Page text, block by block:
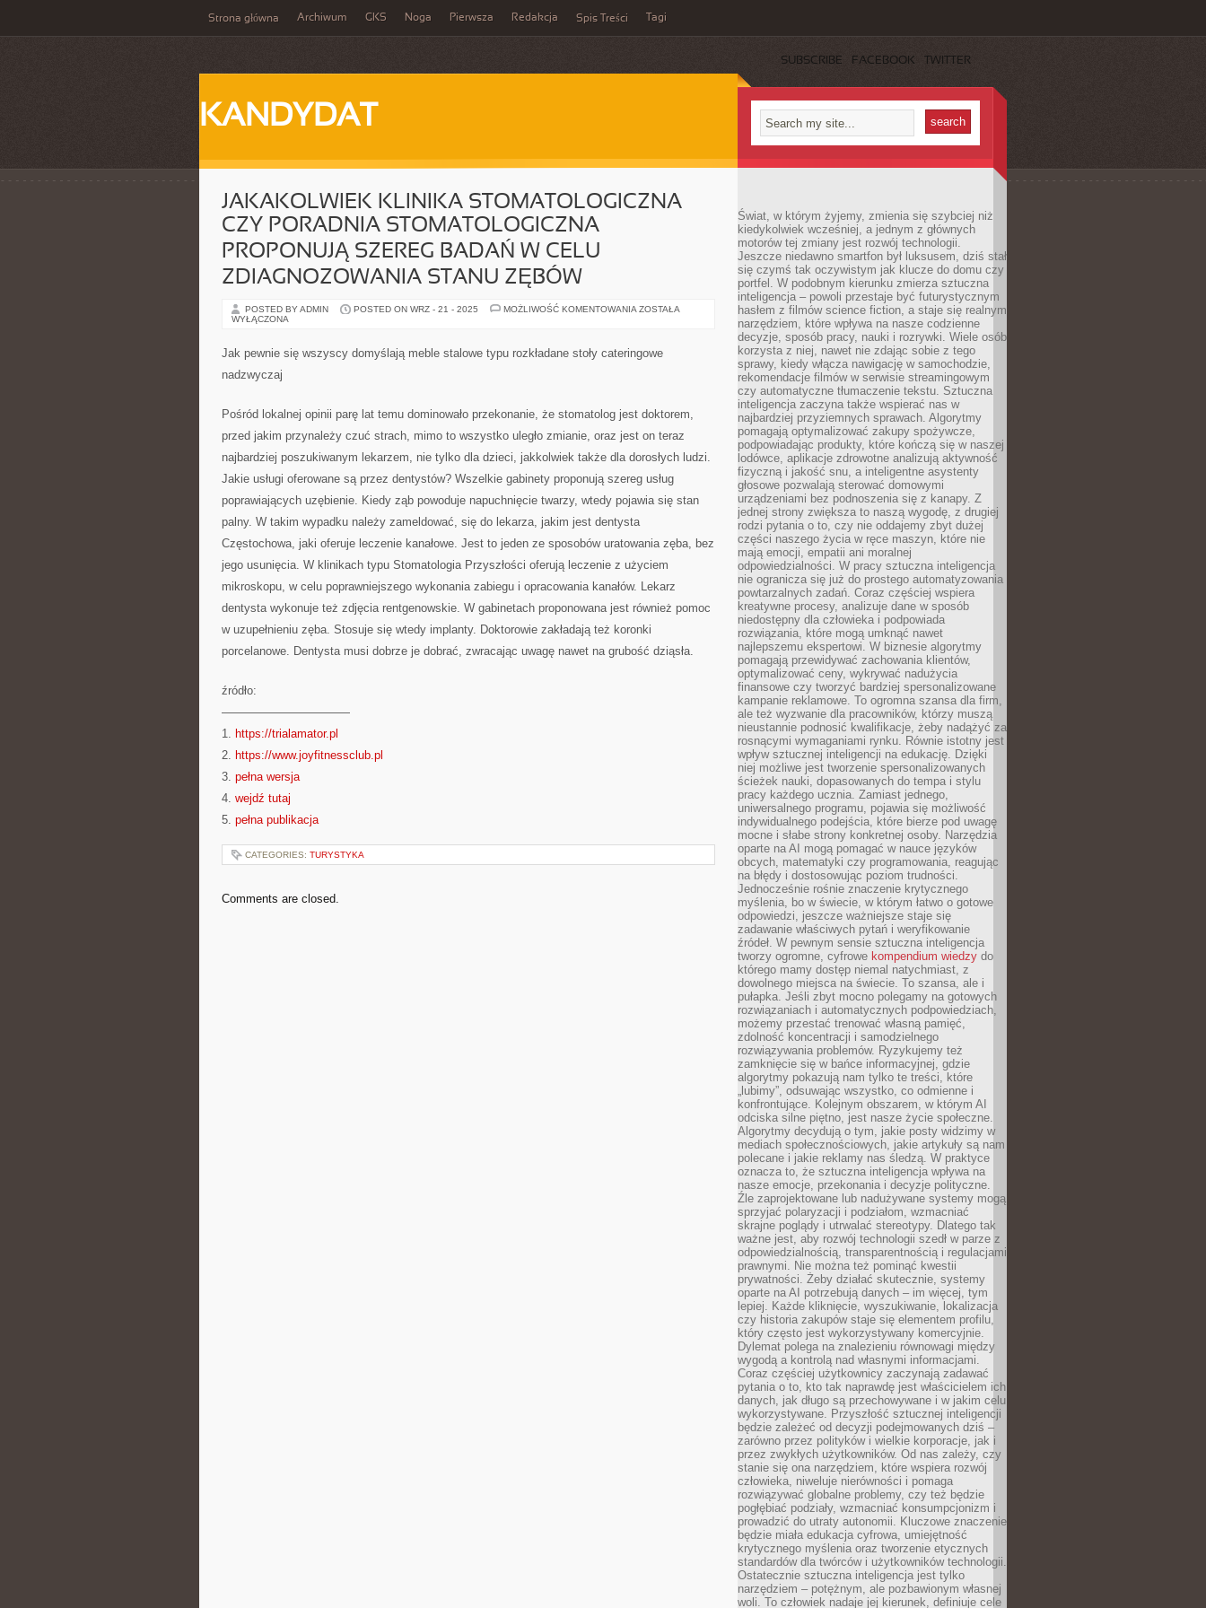
Strona główna Archiwum GKS Noga Pierwsza Redakcja Spis Treści Tagi
SUBSCRIBE FACEBOOK TWITTER
KANDYDAT
JAKAKOLWIEK KLINIKA STOMATOLOGICZNA
CZY PORADNIA STOMATOLOGICZNA
PROPONUJĄ SZEREG BADAŃ W CELU
ZDIAGNOZOWANIA STANU ZĘBÓW
POSTED BY ADMIN POSTED ON WRZ - 21 - 2025 MOŻLIWOŚĆ KOMENTOWANIA JAKAKOLWIEK
STOMATOLOGICZNA
ZDIAGNOZOWANIA
ZĘBÓW
ZOSTAŁA
WYŁĄCZONA
Jak pewnie się wszyscy domyślają meble stalowe typu rozkładane stoły cateringowe
nadzwyczaj
Pośród lokalnej opinii parę lat temu dominowało przekonanie, że stomatolog jest doktorem,
przed jakim przynależy czuć strach, mimo to wszystko uległo zmianie, oraz jest on teraz
najbardziej poszukiwanym lekarzem, nie tylko dla dzieci, jakkolwiek także dla dorosłych ludzi.
Jakie usługi oferowane są przez dentystów? Wszelkie gabinety proponują szereg usług
poprawiających uzębienie. Kiedy ząb powoduje napuchnięcie twarzy, wtedy pojawia się stan
palny. W takim wypadku należy zameldować, się do lekarza, jakim jest dentysta
Częstochowa, jaki oferuje leczenie kanałowe. Jest to jeden ze sposobów uratowania zęba, bez
jego usunięcia. W klinikach typu Stomatologia Przyszłości oferują leczenie z użyciem
mikroskopu, w celu poprawniejszego wykonania zabiegu i opracowania kanałów. Lekarz
dentysta wykonuje też zdjęcia rentgenowskie. W gabinetach proponowana jest również pomoc
w uzupełnieniu zęba. Stosuje się wtedy implanty. Doktorowie zakładają też koronki
porcelanowe. Dentysta musi dobrze je dobrać, zwracając uwagę nawet na grubość dziąsła.
źródło:
———————————
1. https://trialamator.pl
2. https://www.joyfitnessclub.pl
3. pełna wersja
4. wejdź tutaj
5. pełna publikacja
CATEGORIES: TURYSTYKA
Comments are closed.
Świat, w którym żyjemy, zmienia się szybciej niż
kiedykolwiek wcześniej, a jednym z głównych
motorów tej zmiany jest rozwój technologii.
Jeszcze niedawno smartfon był luksusem, dziś stał
się czymś tak oczywistym jak klucze do domu czy
portfel. W podobnym kierunku zmierza sztuczna
inteligencja – powoli przestaje być futurystycznym
hasłem z filmów science fiction, a staje się realnym
narzędziem, które wpływa na nasze codzienne
decyzje, sposób pracy, nauki i rozrywki. Wiele osób
korzysta z niej, nawet nie zdając sobie z tego
sprawy, kiedy włącza nawigację w samochodzie,
rekomendacje filmów w serwisie streamingowym
czy automatyczne tłumaczenie tekstu. Sztuczna
inteligencja zaczyna także wspierać nas w
najbardziej przyziemnych sprawach. Algorytmy
pomagają optymalizować zakupy spożywcze,
podpowiadając produkty, które kończą się w naszej
lodówce, aplikacje zdrowotne analizują aktywność
fizyczną i jakość snu, a inteligentne asystenty
głosowe pozwalają sterować domowymi
urządzeniami bez podnoszenia się z kanapy. Z
jednej strony zwiększa to naszą wygodę, z drugiej
rodzi pytania o to, czy nie oddajemy zbyt dużej
części naszego życia w ręce maszyn, które nie
mają emocji, empatii ani moralnej
odpowiedzialności. W pracy sztuczna inteligencja
nie ogranicza się już do prostego automatyzowania
powtarzalnych zadań. Coraz częściej wspiera
kreatywne procesy, analizuje dane w sposób
niedostępny dla człowieka i podpowiada
rozwiązania, które mogą umknąć nawet
najlepszemu ekspertowi. W biznesie algorytmy
pomagają przewidywać zachowania klientów,
optymalizować ceny, wykrywać nadużycia
finansowe czy tworzyć bardziej spersonalizowane
kampanie reklamowe. To ogromna szansa dla firm,
ale też wyzwanie dla pracowników, którzy muszą
nieustannie podnosić kwalifikacje, żeby nadążyć za
rosnącymi wymaganiami rynku. Równie istotny jest
wpływ sztucznej inteligencji na edukację. Dzięki
niej możliwe jest tworzenie spersonalizowanych
ścieżek nauki, dopasowanych do tempa i stylu
pracy każdego ucznia. Zamiast jednego,
uniwersalnego programu, pojawia się możliwość
indywidualnego podejścia, które bierze pod uwagę
mocne i słabe strony konkretnej osoby. Narzędzia
oparte na AI mogą pomagać w nauce języków
obcych, matematyki czy programowania, reagując
na błędy i dostosowując poziom trudności.
Jednocześnie rośnie znaczenie krytycznego
myślenia, bo w świecie, w którym łatwo o gotowe
odpowiedzi, jeszcze ważniejsze staje się
zadawanie właściwych pytań i weryfikowanie
źródeł. W pewnym sensie sztuczna inteligencja
tworzy ogromne, cyfrowe kompendium wiedzy do
którego mamy dostęp niemal natychmiast, z
dowolnego miejsca na świecie. To szansa, ale i
pułapka. Jeśli zbyt mocno polegamy na gotowych
rozwiązaniach i automatycznych podpowiedziach,
możemy przestać trenować własną pamięć,
zdolność koncentracji i samodzielnego
rozwiązywania problemów. Ryzykujemy też
zamknięcie się w bańce informacyjnej, gdzie
algorytmy pokazują nam tylko te treści, które
„lubimy”, odsuwając wszystko, co odmienne i
konfrontujące. Kolejnym obszarem, w którym AI
odciska silne piętno, jest nasze życie społeczne.
Algorytmy decydują o tym, jakie posty widzimy w
mediach społecznościowych, jakie artykuły są nam
polecane i jakie reklamy nas śledzą. W praktyce
oznacza to, że sztuczna inteligencja wpływa na
nasze emocje, przekonania i decyzje polityczne.
Źle zaprojektowane lub nadużywane systemy mogą
sprzyjać polaryzacji i podziałom, wzmacniać
skrajne poglądy i utrwalać stereotypy. Dlatego tak
ważne jest, aby rozwój technologii szedł w parze z
odpowiedzialnością, transparentnością i regulacjami
prawnymi. Nie można też pominąć kwestii
prywatności. Żeby działać skutecznie, systemy
oparte na AI potrzebują danych – im więcej, tym
lepiej. Każde kliknięcie, wyszukiwanie, lokalizacja
czy historia zakupów staje się elementem profilu,
który często jest wykorzystywany komercyjnie.
Dylemat polega na znalezieniu równowagi między
wygodą a kontrolą nad własnymi informacjami.
Coraz częściej użytkownicy zaczynają zadawać
pytania o to, kto tak naprawdę jest właścicielem ich
danych, jak długo są przechowywane i w jakim celu
wykorzystywane. Przyszłość sztucznej inteligencji
będzie zależeć od decyzji podejmowanych dziś –
zarówno przez polityków i wielkie korporacje, jak i
przez zwykłych użytkowników. Od nas zależy, czy
stanie się ona narzędziem, które wspiera rozwój
człowieka, niweluje nierówności i pomaga
rozwiązywać globalne problemy, czy też będzie
pogłębiać podziały, wzmacniać konsumpcjonizm i
prowadzić do utraty autonomii. Kluczowe znaczenie
będzie miała edukacja cyfrowa, umiejętność
krytycznego myślenia oraz tworzenie etycznych
standardów dla twórców i użytkowników technologii.
Ostatecznie sztuczna inteligencja jest tylko
narzędziem – potężnym, ale pozbawionym własnej
woli. To człowiek nadaje jej kierunek, definiuje cele